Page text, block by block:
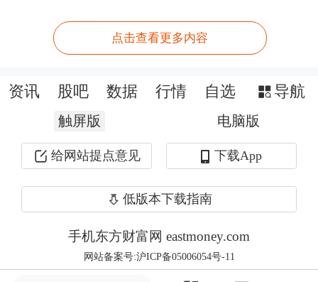
港股则闻声而暴跌。港股恒生指数
20日暴跌近4%，1月21日再次跌去2%，
今年以来已连续跌破20000点、19000点
海通证券首席策略分析师荀玉根认为，
港汇率贬值的重要原因。香港汇率与美
元挂钩，经济上又深受中国内地影响，
汇市、股市均受多面夹击，很难走出完
点击查看更多内容
资讯 股吧 数据 行情 自选 导航
触屏版 电脑版
给网站提点意见 下载App
低版本下载指南
手机东方财富网 eastmoney.com
网站备案号:沪ICP备05006054号-11